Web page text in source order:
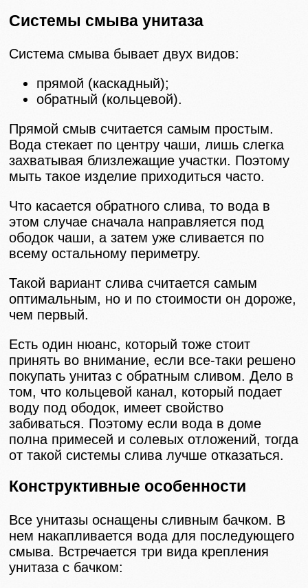
Системы смыва унитаза
Система смыва бывает двух видов:
прямой (каскадный);
обратный (кольцевой).
Прямой смыв считается самым простым.
Вода стекает по центру чаши, лишь слегка
захватывая близлежащие участки. Поэтому
мыть такое изделие приходиться часто.
Что касается обратного слива, то вода в
этом случае сначала направляется под
ободок чаши, а затем уже сливается по
всему остальному периметру.
Такой вариант слива считается самым
оптимальным, но и по стоимости он дороже,
чем первый.
Есть один нюанс, который тоже стоит
принять во внимание, если все-таки решено
покупать унитаз с обратным сливом. Дело в
том, что кольцевой канал, который подает
воду под ободок, имеет свойство
забиваться. Поэтому если вода в доме
полна примесей и солевых отложений, тогда
от такой системы слива лучше отказаться.
Конструктивные особенности
Все унитазы оснащены сливным бачком. В
нем накапливается вода для последующего
смыва. Встречается три вида крепления
унитаза с бачком: